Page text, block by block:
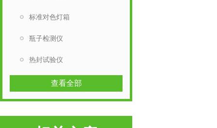
标准对色灯箱
瓶子检测仪
热封试验仪
查看全部